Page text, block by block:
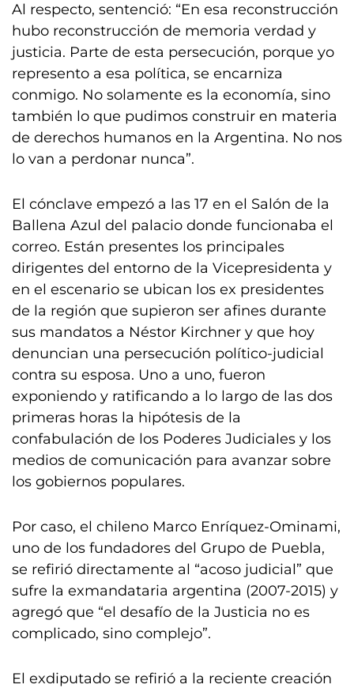
Al respecto, sentenció: “En esa reconstrucción
hubo reconstrucción de memoria verdad y
justicia. Parte de esta persecución, porque yo
represento a esa política, se encarniza
conmigo. No solamente es la economía, sino
también lo que pudimos construir en materia
de derechos humanos en la Argentina. No nos
lo van a perdonar nunca”.
El cónclave empezó a las 17 en el Salón de la
Ballena Azul del palacio donde funcionaba el
correo. Están presentes los principales
dirigentes del entorno de la Vicepresidenta y
en el escenario se ubican los ex presidentes
de la región que supieron ser afines durante
sus mandatos a Néstor Kirchner y que hoy
denuncian una persecución político-judicial
contra su esposa. Uno a uno, fueron
exponiendo y ratificando a lo largo de las dos
primeras horas la hipótesis de la
confabulación de los Poderes Judiciales y los
medios de comunicación para avanzar sobre
los gobiernos populares.
Por caso, el chileno Marco Enríquez-Ominami,
uno de los fundadores del Grupo de Puebla,
se refirió directamente al “acoso judicial” que
sufre la exmandataria argentina (2007-2015) y
agregó que “el desafío de la Justicia no es
complicado, sino complejo”.
El exdiputado se refirió a la reciente creación